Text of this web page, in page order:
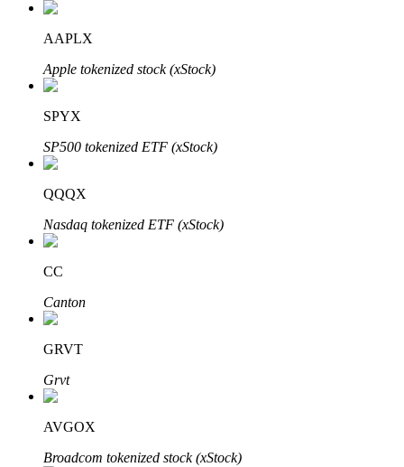
พันธมิตร Bitrue
AAPLX
Apple tokenized stock (xStock)
SPYX
SP500 tokenized ETF (xStock)
QQQX
Nasdaq tokenized ETF (xStock)
CC
Canton
GRVT
Grvt
AVGOX
Broadcom tokenized stock (xStock)